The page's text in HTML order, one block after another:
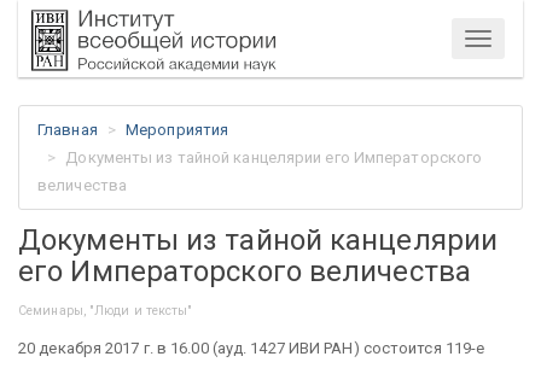
Меню
Главная
Мероприятия
Документы из тайной канцелярии его Императорского
величества
Документы из тайной канцелярии
его Императорского величества
Семинары, "Люди и тексты"
20 декабря 2017 г. в 16.00 (ауд. 1427 ИВИ РАН) состоится 119-е